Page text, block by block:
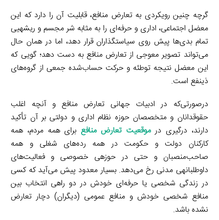
گرچه چنین رویکردی به تعارض منافع، قابلیت آن را دارد که این
معضل اجتماعی، اداری و حرفه‌ای را به مثابه شر مجسم و ریشهیی
تمام بدی‌ها پیش روی سیاستگذاران قرار دهد، اما در همان حال
می‌تواند تصویر معوجی از تعارض منافع به دست دهد؛ گویی که
این معضل نتیجه توطئه و حرکت حساب‌شده جمعی از گروه‌های
ذینفع است.
درصورتی‌که در ادبیات جهانی تعارض منافع و آنچه اغلب
حقوقدانان و متخصصان حوزه نظام اداری و دولتی بر آن تأکید
دارند، درگیری در موقعیت تعارض منافع برای همه مردم، همه
کارکنان دولت و حکومت در همه رده‌های شغلی و همه
صاحب‌منصبان و حتی در حوزهی خصوصی و فعالیت‌های
داوطلبانهی مدنی رخ می‌دهد. بسیار معدود پیش می‌آید که کسی
در زندگی شخصی یا حرفه‌ای خودش در دو راهی انتخاب بین
منافع شخصی خودش و منافع عمومی (دیگران) دچار تعارض
نشده باشد.